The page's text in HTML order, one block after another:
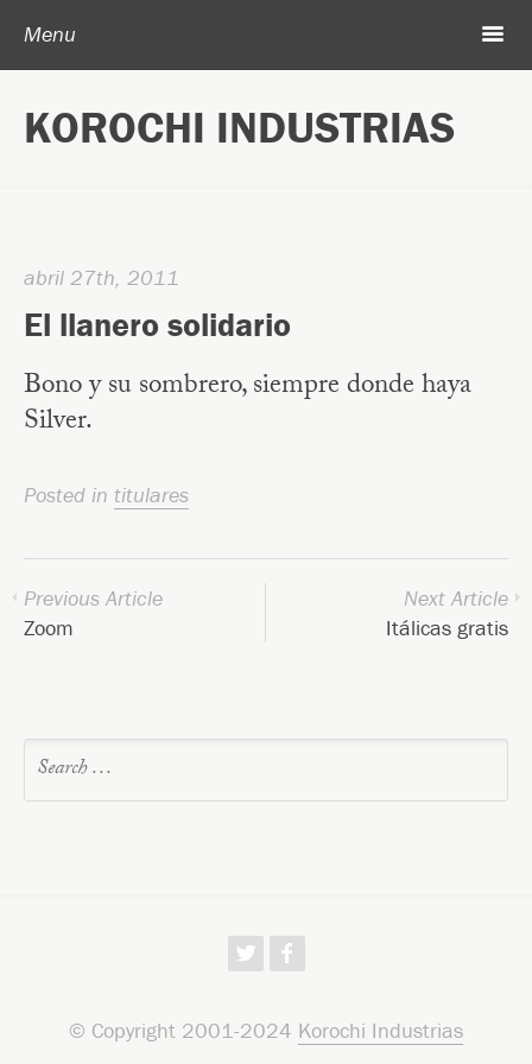
KOROCHI INDUSTRIAS
Menu m
Archivo
abril 27th, 2011
El llanero solidario
Bono y su sombrero, siempre donde haya
Silver.
Posted in titulares
Previous Article
Zoom
Next Article
Itálicas gratis
© Copyright 2001-2024 Korochi Industrias
w f